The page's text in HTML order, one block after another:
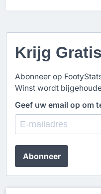
Krijg
Abonneer op
Winst wordt
Geef uw email op om
Abonneer